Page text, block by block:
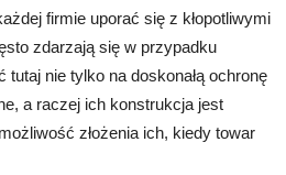
firmie uporać się z kłopotliwymi
zdarzają się w przypadku
nie tylko na doskonałą ochronę
a raczej ich konstrukcja jest
złożenia ich, kiedy towar